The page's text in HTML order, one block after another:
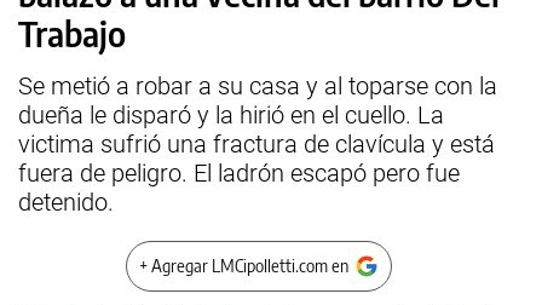
Trabajo
Se metió a robar a su casa y al toparse con la
dueña le disparó y la hirió en el cuello. La
victima sufrió una fractura de clavícula y está
fuera de peligro. El ladrón escapó pero fue
detenido.
+ Agregar LMCipolletti.com en